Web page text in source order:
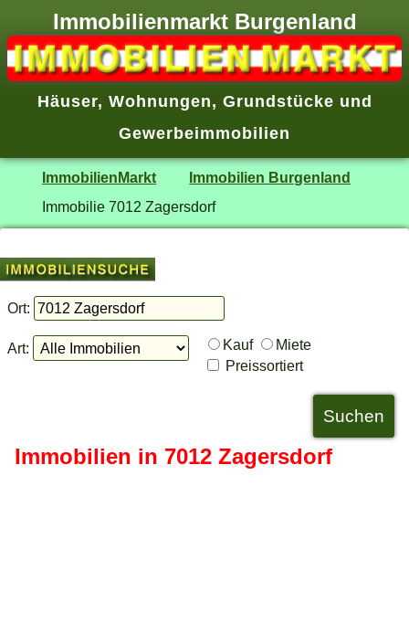
Immobilienmarkt Burgenland
Häuser, Wohnungen, Grundstücke und
Gewerbeimmobilien
ImmobilienMarkt
Immobilien Burgenland
Immobilie 7012 Zagersdorf
Ort:
Art: Kauf
Miete
Preissortiert
Immobilien in 7012 Zagersdorf